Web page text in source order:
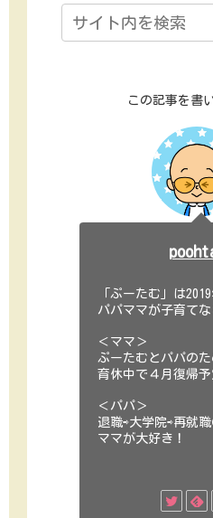
この記事を書
「ぷーたむ」は
パパママが子育て
＜ママ＞
ぷーたむとパパのた
育休中で４月復帰
＜パパ＞
退職⇨大学院⇨再就
ママが大好き！